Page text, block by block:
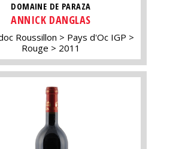
DOMAINE DE PARAZA
ANNICK DANGLAS
Roussillon
Pays d'Oc IGP
Rouge
2011